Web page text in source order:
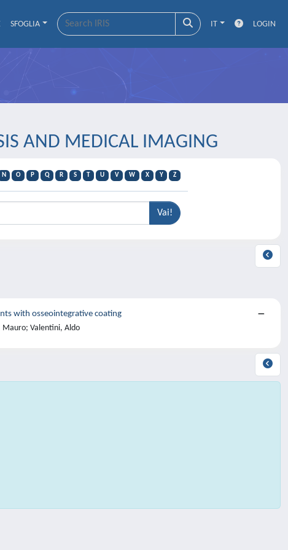
SFOGLIA IT LOGIN
AND MEDICAL IMAGING
N O P Q R S T U V W X Y Z
with osseointegrative coating
Mauro; Valentini, Aldo